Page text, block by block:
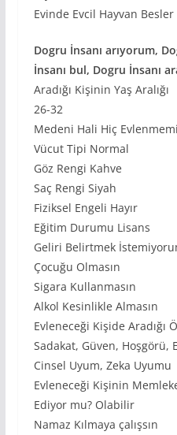
Evinde Evcil Hayvan Besler
Dogru İnsanı arıyorum,
İnsanı bul, Dogru İnsanı
Aradığı Kişinin Yaş Aralığı
26-32
Medeni Hali Hiç
Vücut Tipi Normal
Göz Rengi Kahve
Saç Rengi Siyah
Fiziksel Engeli Hayır
Eğitim Durumu Lisans
Geliri Belirtmek
Çocuğu Olmasın
Sigara Kullanmasın
Alkol Kesinlikle Almasın
Evleneceği Kişide Aradığı
Sadakat, Güven, Hoşgörü,
Cinsel Uyum, Zeka Uyumu
Evleneceği Kişinin
Ediyor mu? Olabilir
Namaz Kılmaya çalışsın